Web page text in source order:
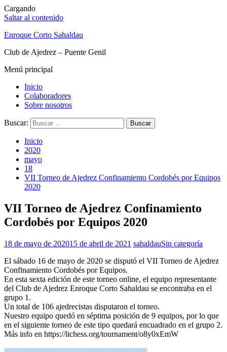
Cargando
Saltar al contenido
Enroque Corto Sahaldau
Club de Ajedrez – Puente Genil
Menú principal
Inicio
Colaboradores
Sobre nosotros
Buscar:
Inicio
2020
mayo
18
VII Torneo de Ajedrez Confinamiento Cordobés por Equipos
2020
VII Torneo de Ajedrez Confinamiento
Cordobés por Equipos 2020
18 de mayo de 202015 de abril de 2021 sahaldauSin categoría
El sábado 16 de mayo de 2020 se disputó el VII Torneo de Ajedrez
Confinamiento Cordobés por Equipos.
En esta sexta edición de este torneo online, el equipo representante
del Club de Ajedrez Enroque Corto Sahaldau se encontraba en el
grupo 1.
Un total de 106 ajedrecistas disputaron el torneo.
Nuestro equipo quedó en séptima posición de 9 equipos, por lo que
en el siguiente torneo de este tipo quedará encuadrado en el grupo 2.
Más info en https://lichess.org/tournament/o8y0xEmW